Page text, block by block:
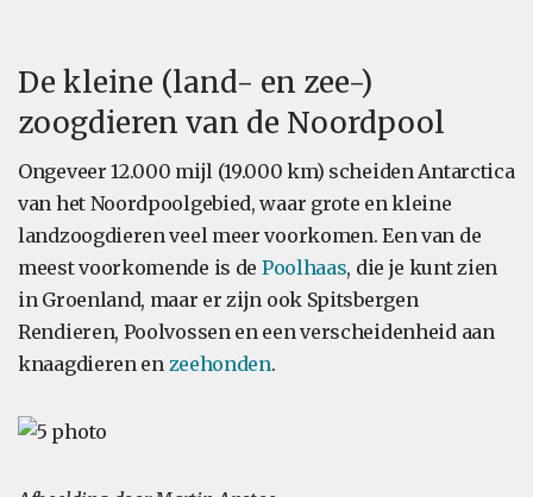
De kleine (land- en zee-)
zoogdieren van de Noordpool
Ongeveer 12.000 mijl (19.000 km) scheiden Antarctica
van het Noordpoolgebied, waar grote en kleine
landzoogdieren veel meer voorkomen. Een van de
meest voorkomende is de Poolhaas, die je kunt zien
in Groenland, maar er zijn ook Spitsbergen
Rendieren, Poolvossen en een verscheidenheid aan
knaagdieren en zeehonden.